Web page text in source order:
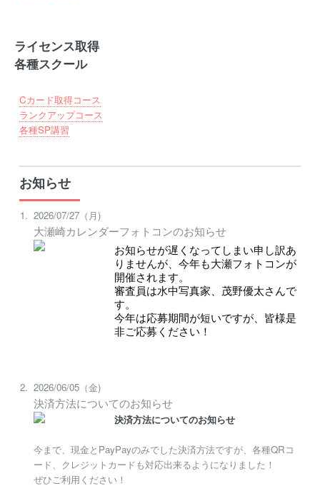
ライセンス取得
各種スクール
Cカード取得コース
ランクアップコース
各種SP講習
お知らせ
2026/07/27（月)
大瀬崎カレンダーフォトコンのお知らせ
お知らせが遅くなってしまい申し訳あ
りませんが、今年も大瀬フォトコンが
開催されます。
審査員は水中写真家、茂野優太さんで
す。
今年は応募期間が短いですが、皆様是
非ご応募ください！
2026/06/05（金)
決済方法についてのお知らせ
決済方法についてのお知らせ
今まで、現金とPayPayのみでした決済方法ですが、各種QRコ
ード、クレジットカードも対応出来るようになりました！
ぜひご利用ください！